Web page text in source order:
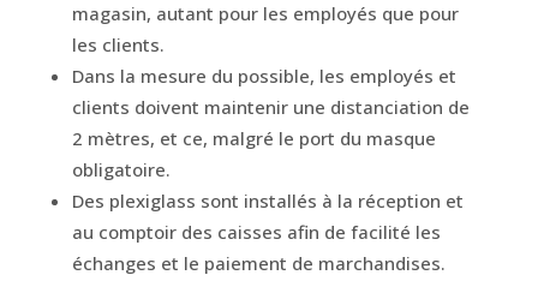
magasin, autant pour les employés que pour
les clients.
Dans la mesure du possible, les employés et
clients doivent maintenir une distanciation de
2 mètres, et ce, malgré le port du masque
obligatoire.
Des plexiglass sont installés à la réception et
au comptoir des caisses afin de facilité les
échanges et le paiement de marchandises.